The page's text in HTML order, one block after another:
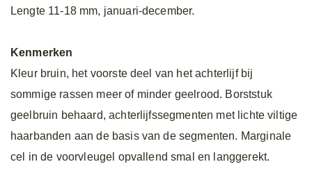
Lengte 11-18 mm, januari-december.
Kenmerken
Kleur bruin, het voorste deel van het achterlijf bij
sommige rassen meer of minder geelrood. Borststuk
geelbruin behaard, achterlijfssegmenten met lichte viltige
haarbanden aan de basis van de segmenten. Marginale
cel in de voorvleugel opvallend smal en langgerekt.